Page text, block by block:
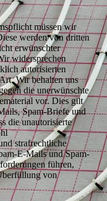
müssen wir
werden von dritten
erwünschter
widersprechen
autorisierten
Wir behalten uns
die unerwünschte
vor. Dies gilt
Spam-Briefe und
die unautorisierte
strafrechtliche
E-Mails und Spam-
führen,
von